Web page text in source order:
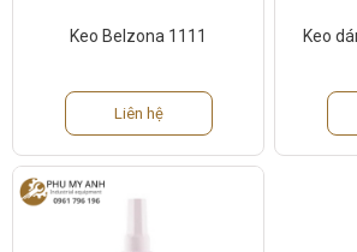
Keo Belzona 1111
Liên hệ
Keo